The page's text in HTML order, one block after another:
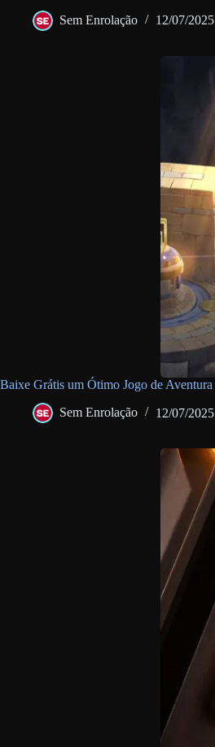
Sem Enrolação 12/07/2025
Baixe Grátis um Ótimo Jogo de Aventura
Sem Enrolação 12/07/2025